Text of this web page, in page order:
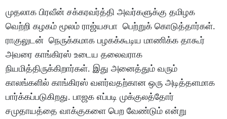
முதலாக பிரவீன் சக்கரவர்த்தி அவர்களுக்கு தமிழக
வெற்றி கழகம் மூலம் ராஜ்யசபா பெற்றுக் கொடுத்தார்கள்.
ராகுலுடன் நெருக்கமாக பழகக்கூடிய மாணிக்க தாகூர்
அவரை காங்கிரஸ் உடைய தலைவராக
நியமித்திருக்கிறார்கள். இது அனைத்தும் வரும்
காலங்களில் காங்கிரஸ் வளர்வதற்கான ஒரு அடித்தளமாக
பார்க்கப்படுகிறது. பாஜக எப்படி முக்குலத்தோர்
சமுதாயத்தை வாக்குகளை பெற வேண்டும் என்று